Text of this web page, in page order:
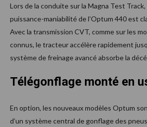
Lors de la conduite sur la Magna Test Track,
puissance-maniabilité de l’Optum 440 est
Avec la transmission CVT, comme sur les
connus, le tracteur accélère rapidement
système de freinage avancé absorbe la
Télégonflage monté en
En option, les nouveaux modèles Optum
d’un système central de gonflage des